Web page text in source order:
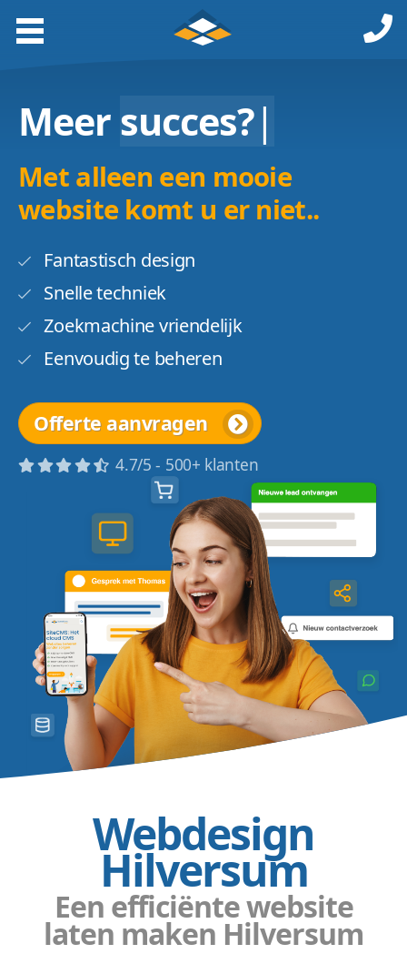
Webdesign
Hilversum
Een efficiënte website
laten maken Hilversum
Meer succes?|
Met alleen een mooie
website komt u er niet..
Fantastisch design
Snelle techniek
Zoekmachine vriendelijk
Eenvoudig te beheren
Offerte aanvragen
4.7/5 - 500+ klanten